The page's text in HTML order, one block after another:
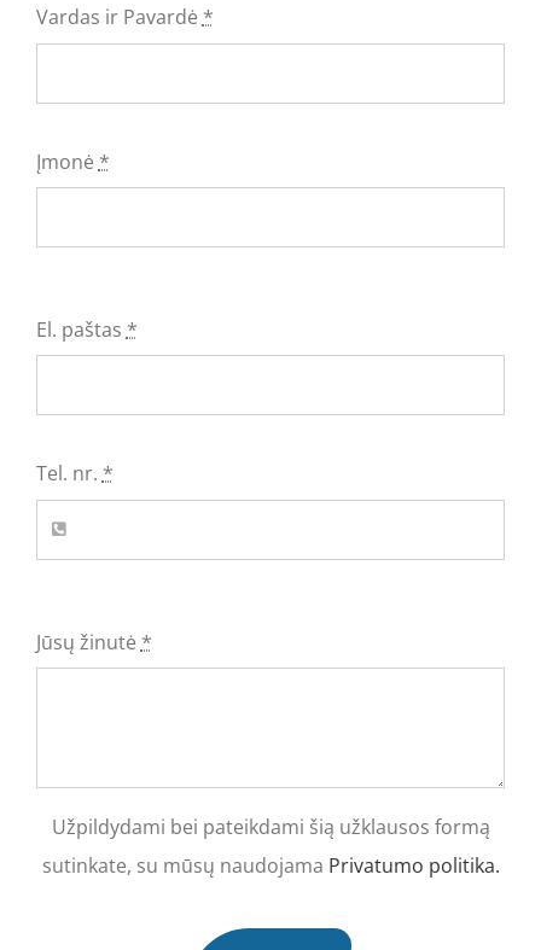
Vardas ir Pavardė *
Įmonė *
El. paštas *
Tel. nr. *
Jūsų žinutė *
Užpildydami bei pateikdami šią užklausos formą
sutinkate, su mūsų naudojama Privatumo politika.